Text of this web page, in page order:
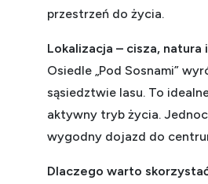
przestrzeń do życia.
Lokalizacja – cisza, natura
Osiedle „Pod Sosnami”
sąsiedztwie lasu. To
aktywny tryb życia.
wygodny dojazd do
Dlaczego warto